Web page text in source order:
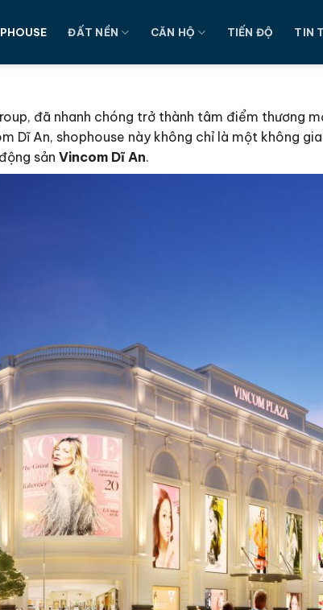
ĐẤT NỀN CĂN HỘ TIẾN ĐỘ TIN
đã nhanh chóng trở thành tâm điểm thương
Dĩ An, shophouse này không chỉ là một không
sản Vincom Dĩ An.